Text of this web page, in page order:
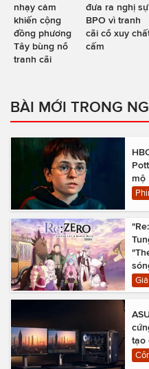
nhạy cảm
khiến cộng
đồng phương
Tây bùng nổ
tranh cãi
đưa ra nghị sự
BPO vì tranh
cãi cổ xuy
cấm
BÀI MỚI TRONG
mộ
tạo